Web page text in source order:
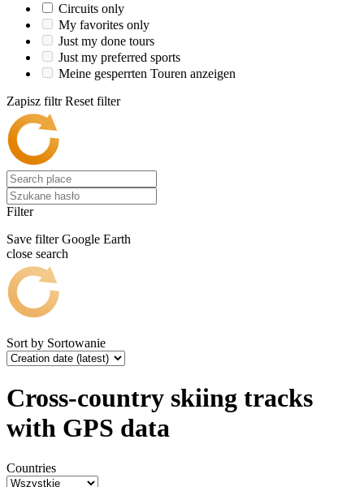
Circuits only
My favorites only
Just my done tours
Just my preferred sports
Meine gesperrten Touren anzeigen
Zapisz filtr Reset filter
Filter
Save filter Google Earth
close search
Sort by Sortowanie
Cross-country skiing tracks
with GPS data
Countries